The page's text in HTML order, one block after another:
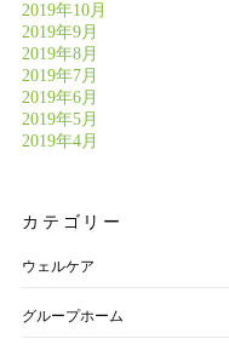
2019年10月
2019年9月
2019年8月
2019年7月
2019年6月
2019年5月
2019年4月
カテゴリー
ウェルケア
グループホーム